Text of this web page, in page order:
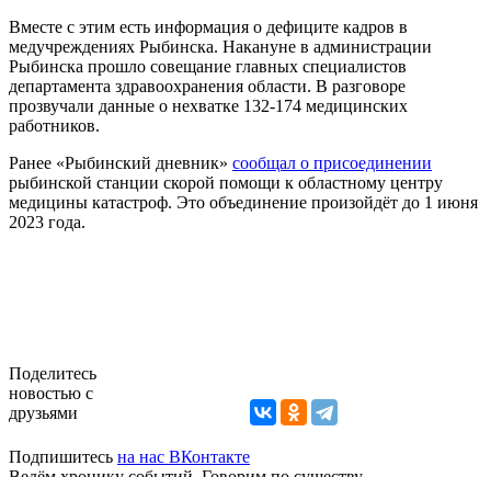
Вместе с этим есть информация о дефиците кадров в
медучреждениях Рыбинска. Накануне в администрации
Рыбинска прошло совещание главных специалистов
департамента здравоохранения области. В разговоре
прозвучали данные о нехватке 132-174 медицинских
работников.
Ранее «Рыбинский дневник» сообщал о присоединении
рыбинской станции скорой помощи к областному центру
медицины катастроф. Это объединение произойдёт до 1 июня
2023 года.
Поделитесь
новостью с
друзьями
Подпишитесь на нас ВКонтакте